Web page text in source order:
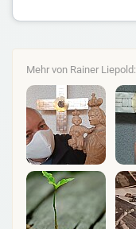
Mehr von Rainer Liepold: